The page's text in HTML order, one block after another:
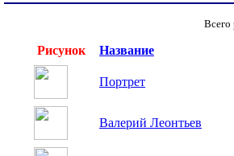
Всего
Рисунок Название
Портрет
Валерий Леонтьев